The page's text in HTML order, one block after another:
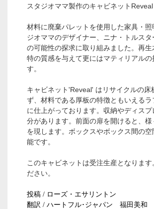
スタジオママ製作のキャビネットReveal
材料に廃棄パレットを使用した家具・
ジオママのデザイナー、ニナ・トルス
の可能性の探求に取り組みました。再
特の質感を与えて更にはマティリアル
す。
キャビネット'Reveal' はリサイクルの
ず、材料である厚板の特徴ともいえる
に仕上がっております。収納やディス
分があります。前面の扉を開けると、
を現します。ボックスやボックス間の
能です。
このキャビネットは受注生産となりま
ださい。
投稿 / ローズ・エサリントン
翻訳 / ハートフル･ジャパン 福田美和